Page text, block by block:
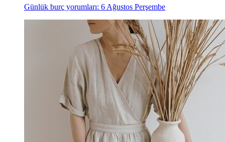
Günlük burç yorumları: 6 Ağustos Perşembe